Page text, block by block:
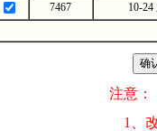
7467
10-
注意：
1、改变商品数量